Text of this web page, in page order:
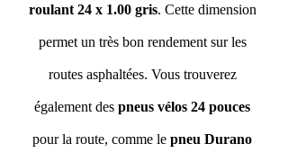
roulant 24 x 1.00 gris. Cette dimension
permet un très bon rendement sur les
routes asphaltées. Vous trouverez
également des pneus vélos 24 pouces
pour la route, comme le pneu Durano